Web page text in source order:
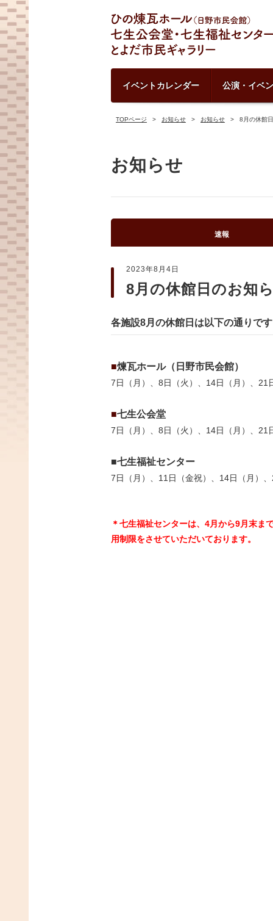
イベントカレンダー 公演・イベ
TOPページ お知らせ お知らせ 8月の休館
お知らせ
速報
2023年8月4日
8月の休館日のお知
各施設8月の休館日は以下の通りで
■煉瓦ホール（日野市民会館）
7日（月）、8日（火）、14日（月）、21
■七生公会堂
7日（月）、8日（火）、14日（月）、21
■七生福祉センター
7日（月）、11日（金祝）、14日（月）
＊七生福祉センターは、4月から9月末ま
用制限をさせていただいております。